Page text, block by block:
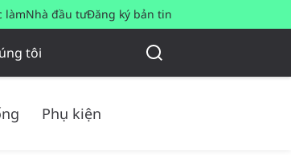
làmNhà đầu tưĐăng ký bản tin
tôi
Phụ kiện